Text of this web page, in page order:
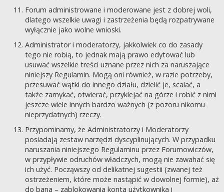
Forum administrowane i moderowane jest z dobrej woli,
dlatego wszelkie uwagi i zastrzeżenia będą rozpatrywane
wyłącznie jako wolne wnioski.
Administrator i moderatorzy, jakkolwiek co do zasady
tego nie robią, to jednak mają prawo edytować lub
usuwać wszelkie treści uznane przez nich za naruszające
niniejszy Regulamin. Mogą oni również, w razie potrzeby,
przesuwać wątki do innego działu, dzielić je, scalać, a
także zamykać, otwierać, przyklejać na górze i robić z nimi
jeszcze wiele innych bardzo ważnych (z pozoru nikomu
nieprzydatnych) rzeczy.
Przypominamy, że Administratorzy i Moderatorzy
posiadają zestaw narzędzi dyscyplinujących. W przypadku
naruszania niniejszego Regulaminu przez Forumowiczów,
w przypływie odruchów władczych, mogą nie zawahać się
ich użyć. Począwszy od delikatnej sugestii (zwanej też
ostrzeżeniem, które może nastąpić w dowolnej formie), aż
do bana – zablokowania konta użytkownika i